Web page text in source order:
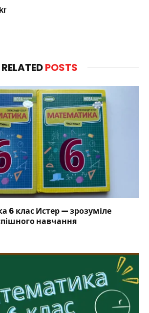
RELATEDPOSTS
6 клас Истер — зрозуміле
навчання